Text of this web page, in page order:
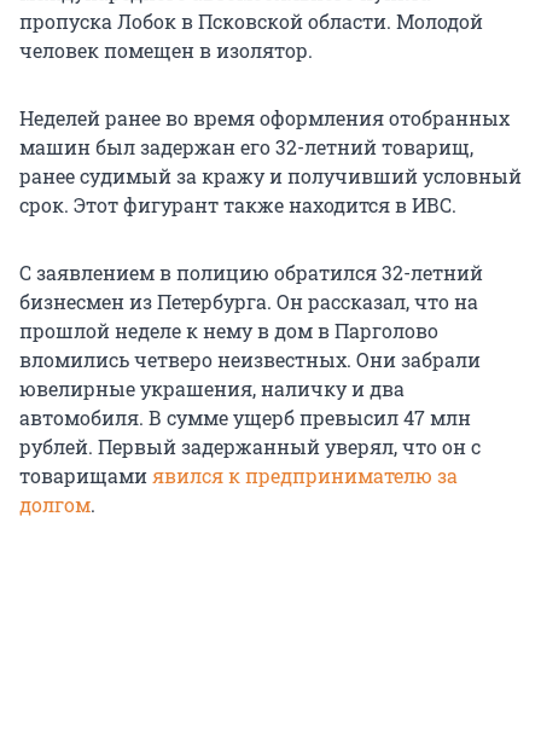
пропуска Лобок в Псковской области. Молодой
человек помещен в изолятор.
Неделей ранее во время оформления отобранных
машин был задержан его 32-летний товарищ,
ранее судимый за кражу и получивший условный
срок. Этот фигурант также находится в ИВС.
С заявлением в полицию обратился 32-летний
бизнесмен из Петербурга. Он рассказал, что на
прошлой неделе к нему в дом в Парголово
вломились четверо неизвестных. Они забрали
ювелирные украшения, наличку и два
автомобиля. В сумме ущерб превысил 47 млн
рублей. Первый задержанный уверял, что он с
товарищами явился к предпринимателю за
долгом.